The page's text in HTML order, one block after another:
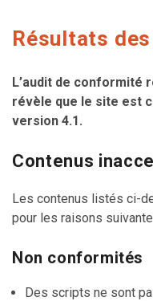
Résultats
L’audit de conformité
révèle que le site est
version 4.1.
Contenus
Les contenus listés ci-
pour les raisons
Non conformités
Des scripts ne sont